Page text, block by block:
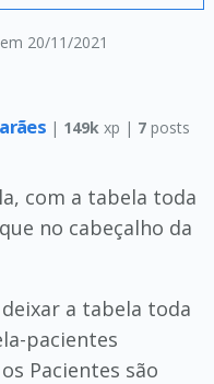
20/11/2021
| 149k xp | 7posts
com a tabela toda
no cabeçalho da
a tabela toda
pacientes
Pacientes são